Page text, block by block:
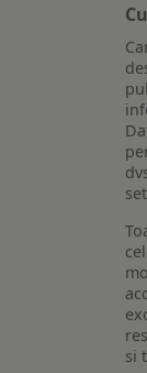
si